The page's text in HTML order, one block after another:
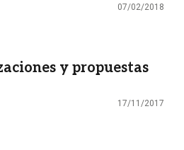
07/02/2018
y propuestas
17/11/2017